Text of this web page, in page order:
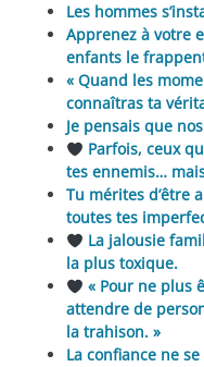
Les hommes
Apprenez à votre
enfants le
« Quand les
connaîtras ta
Je pensais que
Parfois, ceux
tes ennemis…
Tu mérites d’être
toutes tes
La jalousie
la plus toxique.
« Pour ne plus
attendre de
la trahison. »
La confiance ne